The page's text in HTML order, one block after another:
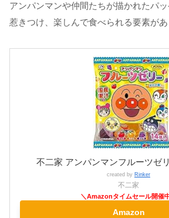
アンパンマンや仲間たちが描かれたパ
惹きつけ、楽しんで食べられる要素があ
不二家 アンパンマンフルーツゼ
created by Rinker
不二家
Amazon